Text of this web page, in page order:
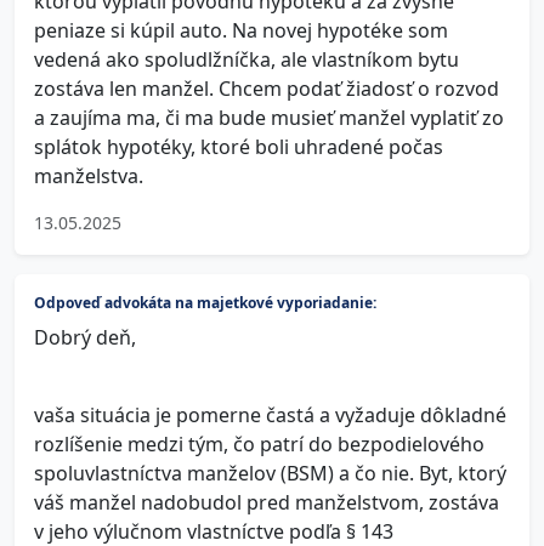
peniaze si kúpil auto. Na novej hypotéke som
vedená ako spoludlžníčka, ale vlastníkom bytu
zostáva len manžel. Chcem podať žiadosť o rozvod
a zaujíma ma, či ma bude musieť manžel vyplatiť zo
splátok hypotéky, ktoré boli uhradené počas
manželstva.
13.05.2025
Odpoveď advokáta na majetkové vyporiadanie:
Dobrý deň,
vaša situácia je pomerne častá a vyžaduje dôkladné
rozlíšenie medzi tým, čo patrí do bezpodielového
spoluvlastníctva manželov (BSM) a čo nie. Byt, ktorý
váš manžel nadobudol pred manželstvom, zostáva
v jeho výlučnom vlastníctve podľa § 143